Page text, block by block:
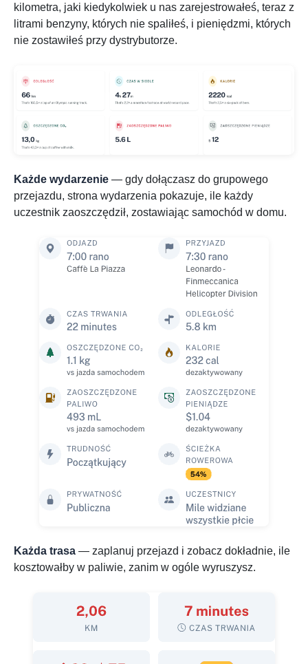
kilometra, jaki kiedykolwiek u nas zarejestrowałeś, teraz z
litrami benzyny, których nie spaliłeś, i pieniędzmi, których
nie zostawiłeś przy dystrybutorze.
Każde wydarzenie — gdy dołączasz do grupowego
przejazdu, strona wydarzenia pokazuje, ile każdy
uczestnik zaoszczędził, zostawiając samochód w domu.
Każda trasa — zaplanuj przejazd i zobacz dokładnie, ile
kosztowałby w paliwie, zanim w ogóle wyruszysz.